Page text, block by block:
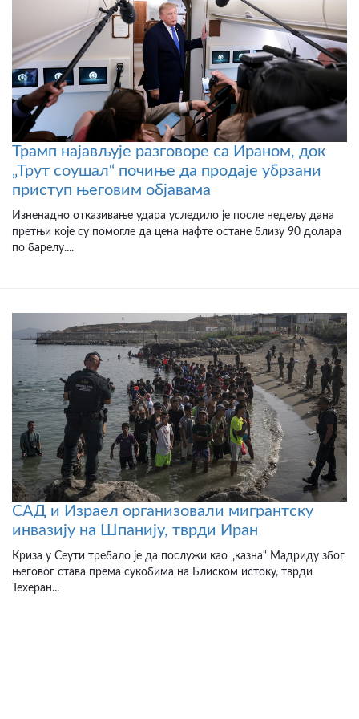
Трамп најављује разговоре са Ираном, док
„Трут соушал“ почиње да продаје убрзани
приступ његовим објавама
Изненадно отказивање удара уследило је после недељу дана
претњи које су помогле да цена нафте остане близу 90 долара
по барелу....
САД и Израел организовали мигрантску
инвазију на Шпанију, тврди Иран
Криза у Сеути требало је да послужи као „казна“ Мадриду због
његовог става према сукобима на Блиском истоку, тврди
Техеран...